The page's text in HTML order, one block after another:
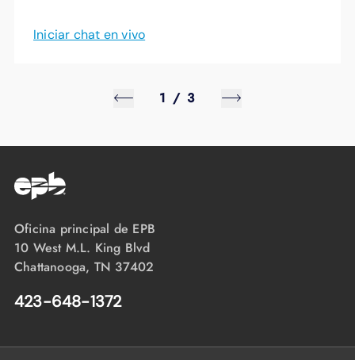
Iniciar chat en vivo
1 / 3
Oficina principal de EPB
10 West M.L. King Blvd
Chattanooga, TN 37402
423-648-1372